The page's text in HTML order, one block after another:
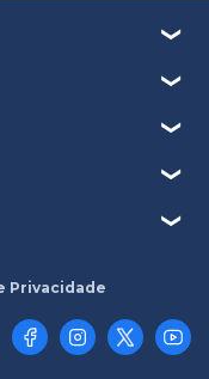
Privacidade